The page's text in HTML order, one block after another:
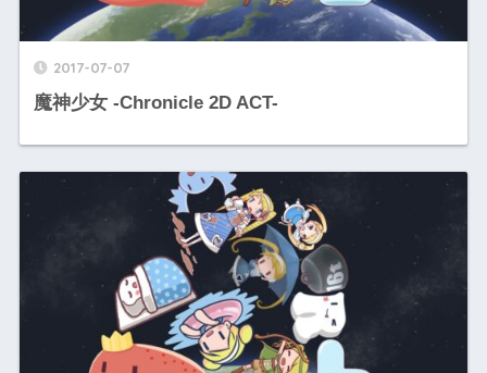
2017-07-07
魔神少女 -Chronicle 2D ACT-